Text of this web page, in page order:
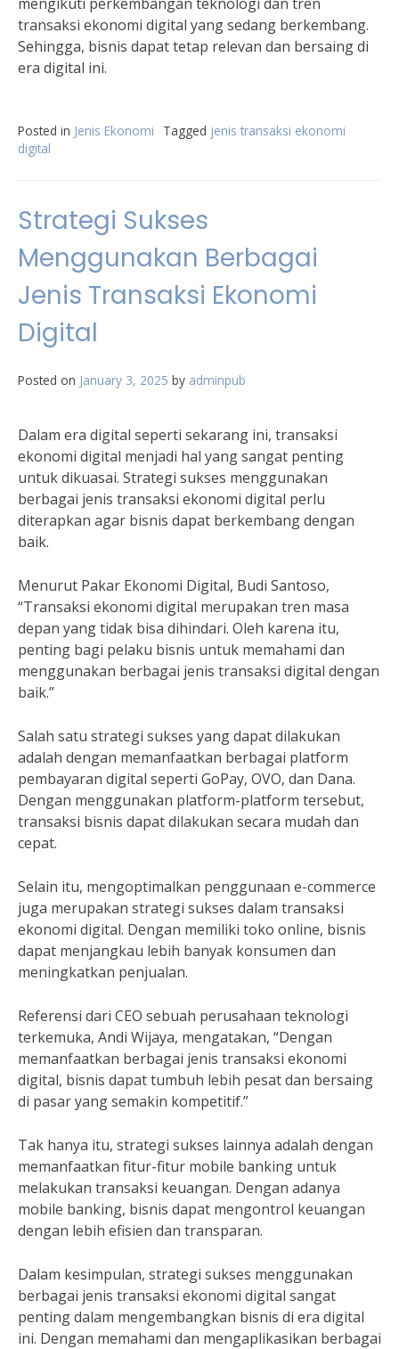
transaksi ekonomi digital yang sedang berkembang.
Sehingga, bisnis dapat tetap relevan dan bersaing di
era digital ini.
Posted in Jenis Ekonomi Tagged jenis transaksi ekonomi
digital
Strategi Sukses
Menggunakan Berbagai
Jenis Transaksi Ekonomi
Digital
Posted on January 3, 2025 by adminpub
Dalam era digital seperti sekarang ini, transaksi
ekonomi digital menjadi hal yang sangat penting
untuk dikuasai. Strategi sukses menggunakan
berbagai jenis transaksi ekonomi digital perlu
diterapkan agar bisnis dapat berkembang dengan
baik.
Menurut Pakar Ekonomi Digital, Budi Santoso,
“Transaksi ekonomi digital merupakan tren masa
depan yang tidak bisa dihindari. Oleh karena itu,
penting bagi pelaku bisnis untuk memahami dan
menggunakan berbagai jenis transaksi digital dengan
baik.”
Salah satu strategi sukses yang dapat dilakukan
adalah dengan memanfaatkan berbagai platform
pembayaran digital seperti GoPay, OVO, dan Dana.
Dengan menggunakan platform-platform tersebut,
transaksi bisnis dapat dilakukan secara mudah dan
cepat.
Selain itu, mengoptimalkan penggunaan e-commerce
juga merupakan strategi sukses dalam transaksi
ekonomi digital. Dengan memiliki toko online, bisnis
dapat menjangkau lebih banyak konsumen dan
meningkatkan penjualan.
Referensi dari CEO sebuah perusahaan teknologi
terkemuka, Andi Wijaya, mengatakan, “Dengan
memanfaatkan berbagai jenis transaksi ekonomi
digital, bisnis dapat tumbuh lebih pesat dan bersaing
di pasar yang semakin kompetitif.”
Tak hanya itu, strategi sukses lainnya adalah dengan
memanfaatkan fitur-fitur mobile banking untuk
melakukan transaksi keuangan. Dengan adanya
mobile banking, bisnis dapat mengontrol keuangan
dengan lebih efisien dan transparan.
Dalam kesimpulan, strategi sukses menggunakan
berbagai jenis transaksi ekonomi digital sangat
penting dalam mengembangkan bisnis di era digital
ini. Dengan memahami dan mengaplikasikan berbagai